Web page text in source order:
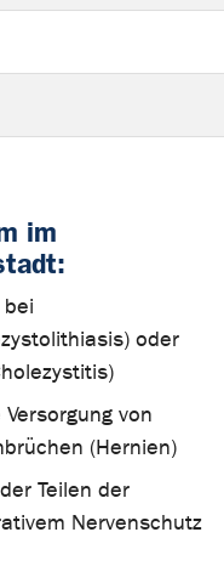
im
oder
von
(Hernien)
Teilen der
Nervenschutz